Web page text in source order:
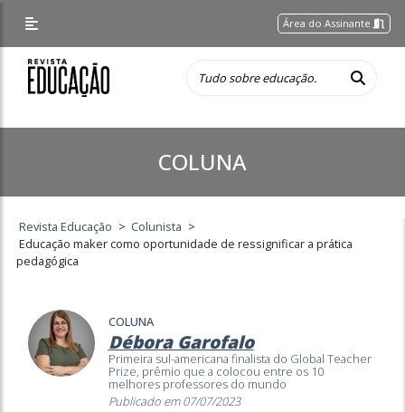
Área do Assinante
COLUNA
Revista Educação > Colunista >
Educação maker como oportunidade de ressignificar a prática
pedagógica
COLUNA
Débora Garofalo
Primeira sul-americana finalista do Global Teacher
Prize, prêmio que a colocou entre os 10
melhores professores do mundo
Publicado em 07/07/2023